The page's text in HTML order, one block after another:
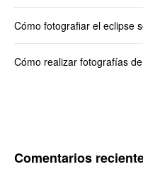
Cómo fotografiar el eclipse
Cómo realizar fotografías
Comentarios